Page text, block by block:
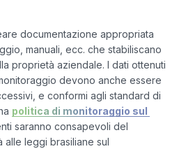
documentazione appropriata
manuali, ecc. che stabiliscano
proprietà aziendale. I dati ottenuti
devono anche essere
e conformi agli standard di
politica di monitoraggio sul
saranno consapevoli del
alle leggi brasiliane sul